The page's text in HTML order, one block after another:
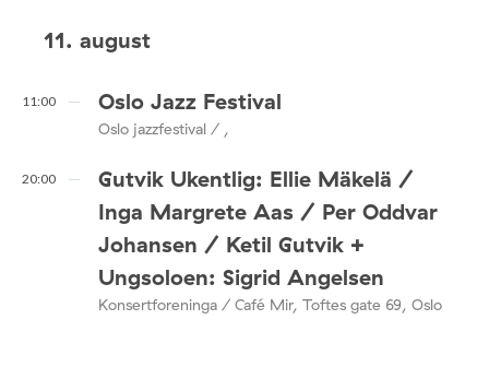
11. august
11:00 Oslo Jazz Festival
Oslo jazzfestival / ,
20:00
Gutvik Ukentlig: Ellie Mäkelä /
Inga Margrete Aas / Per Oddvar
Johansen / Ketil Gutvik +
Ungsoloen: Sigrid Angelsen
Konsertforeninga / Café Mir, Toftes gate 69, Oslo